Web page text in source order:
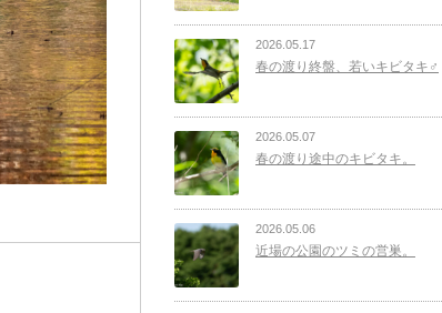
2026.05.17
春の渡り終盤、若いキビタキ♂
2026.05.07
春の渡り途中のキビタキ。
2026.05.06
近場の公園のツミの営巣。